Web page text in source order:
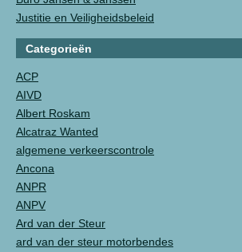
Justitie en Veiligheidsbeleid
Categorieën
ACP
AIVD
Albert Roskam
Alcatraz Wanted
algemene verkeerscontrole
Ancona
ANPR
ANPV
Ard van der Steur
ard van der steur motorbendes